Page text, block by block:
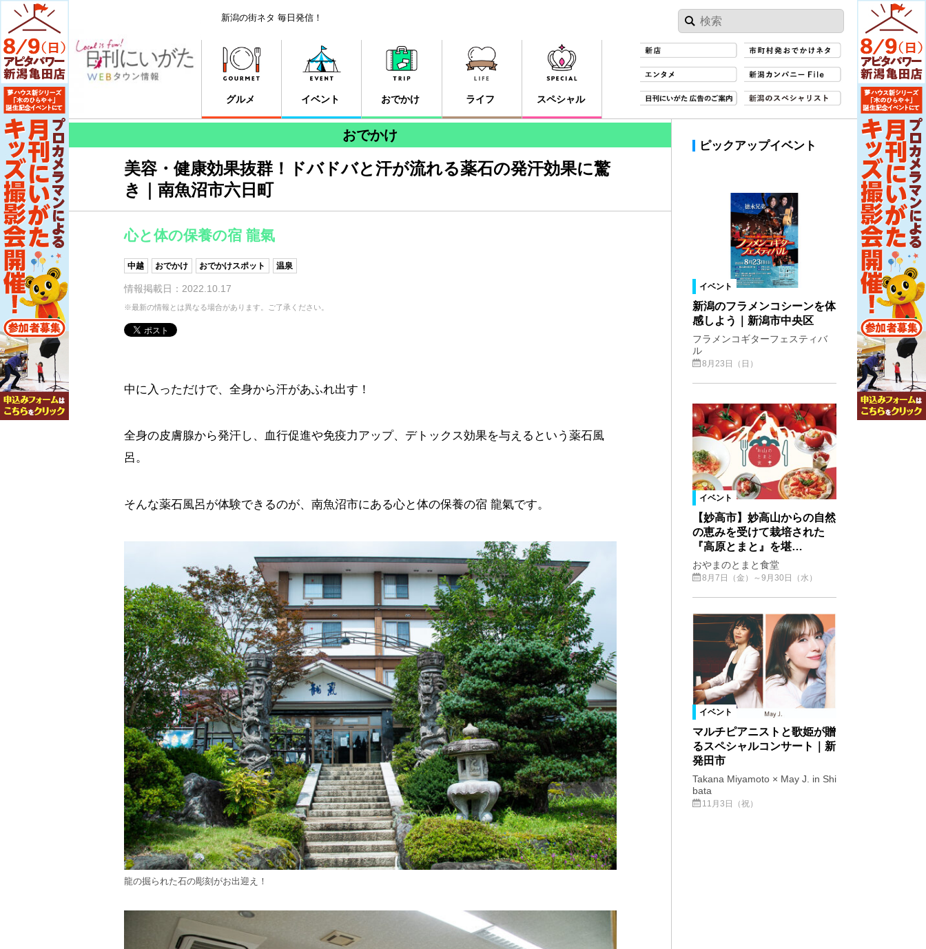
新潟の街ネタ 毎日発信！
グルメ イベント おでかけ ライフ スペシャル
おでかけ
美容・健康効果抜群！ドバドバと汗が流れる薬石の発汗効果に驚
き｜南魚沼市六日町
心と体の保養の宿 龍氣
中越 おでかけ おでかけスポット 温泉
情報掲載日：2022.10.17
※最新の情報とは異なる場合があります。ご了承ください。
中に入っただけで、全身から汗があふれ出す！
全身の皮膚腺から発汗し、血行促進や免疫力アップ、デトックス効果を与えるという薬石風
呂。
そんな薬石風呂が体験できるのが、南魚沼市にある心と体の保養の宿 龍氣です。
龍の掘られた石の彫刻がお出迎え！
ピックアップイベント
イベント
新潟のフラメンコシーンを体
感しよう｜新潟市中央区
フラメンコギターフェスティバ
ル
8月23日（日）
イベント
【妙高市】妙高山からの自然
の恵みを受けて栽培された
『高原とまと』を堪…
おやまのとまと食堂
8月7日（金）～9月30日（水）
イベント
マルチピアニストと歌姫が贈
るスペシャルコンサート｜新
発田市
Takana Miyamoto × May J. in Shi
bata
11月3日（祝）